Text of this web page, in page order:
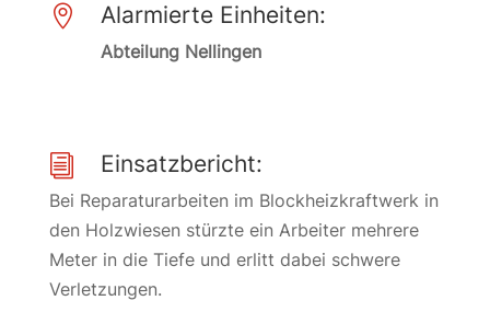
 Alarmierte Einheiten:
Abteilung Nellingen
i Einsatzbericht:
Bei Reparaturarbeiten im Blockheizkraftwerk in
den Holzwiesen stürzte ein Arbeiter mehrere
Meter in die Tiefe und erlitt dabei schwere
Verletzungen.